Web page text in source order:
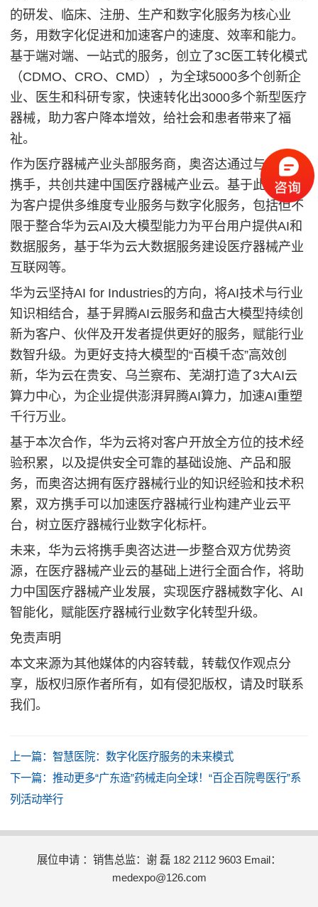
的研发、临床、注册、生产和数字化服务为核心业
务，用数字化促进和加速客户的速度、效率和能力。
基于端对端、一站式的服务，创立了3C医工转化模式
（CDMO、CRO、CMD），为全球5000多个创新企
业、医生和科研专家，快速转化出3000多个新型医疗
器械，助力客户降本增效，给社会和患者带来了福
祉。
作为医疗器械产业头部服务商，奥咨达通过与华为云
携手，共创共建中国医疗器械产业云。基于此产业云
为客户提供多维度专业服务与数字化服务，包括但不
限于整合华为云AI及大模型能力为平台用户提供AI和
数据服务，基于华为云大数据服务建设医疗器械产业
互联网等。
华为云坚持AI for Industries的方向，将AI技术与行业
知识相结合，基于昇腾AI云服务和盘古大模型持续创
新为客户、伙伴及开发者提供更好的服务，赋能行业
数智升级。为更好支持大模型的“百模千态”高效创
新，华为云在贵安、乌兰察布、芜湖打造了3大AI云
算力中心，为企业提供澎湃昇腾AI算力，加速AI重塑
千行万业。
基于本次合作，华为云将对客户开放全方位的技术经
验积累，以及提供安全可靠的基础设施、产品和服
务，而奥咨达拥有医疗器械行业的知识经验和技术积
累，双方携手可以加速医疗器械行业构建产业云平
台，树立医疗器械行业数字化标杆。
未来，华为云将携手奥咨达进一步整合双方优势资
源，在医疗器械产业云的基础上进行全面合作，将助
力中国医疗器械产业发展，实现医疗器械数字化、AI
智能化，赋能医疗器械行业数字化转型升级。
免责声明
本文来源为其他媒体的内容转载，转载仅作观点分
享，版权归原作者所有，如有侵犯版权，请及时联系
我们。
上一篇： 智慧医院：数字化医疗服务的未来模式
下一篇： 推动更多“广东造”药械走向全球！“百企百院粤医行”系
列活动举行
展位申请 ：销售总监：谢 磊 182 2112 9603 Email：
medexpo@126.com